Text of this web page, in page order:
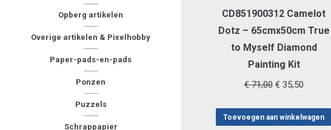
Opberg artikelen
Overige artikelen & Pixelhobby
Paper-pads-en-pads
Ponzen
Puzzels
Schrappapier
CD851900312 Camelot
Dotz – 65cmx50cm True
to Myself Diamond
Painting Kit
€71,00 Oorspronkelijke
was:
€35,50Huidige
is:
Toevoegen aan winkelwagen